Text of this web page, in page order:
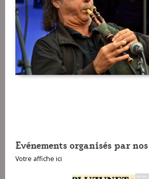
Evénements organisés par
Votre affiche ici